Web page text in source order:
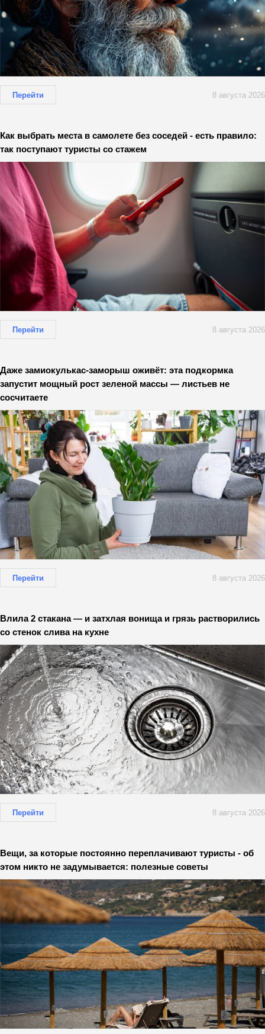
Перейти 8 августа 2026
Как выбрать места в самолете без соседей - есть правило:
так поступают туристы со стажем
Перейти 8 августа 2026
Даже замиокулькас-заморыш оживёт: эта подкормка
запустит мощный рост зеленой массы — листьев не
сосчитаете
Перейти 8 августа 2026
Влила 2 стакана — и затхлая вонища и грязь растворились
со стенок слива на кухне
Перейти 8 августа 2026
Вещи, за которые постоянно переплачивают туристы - об
этом никто не задумывается: полезные советы